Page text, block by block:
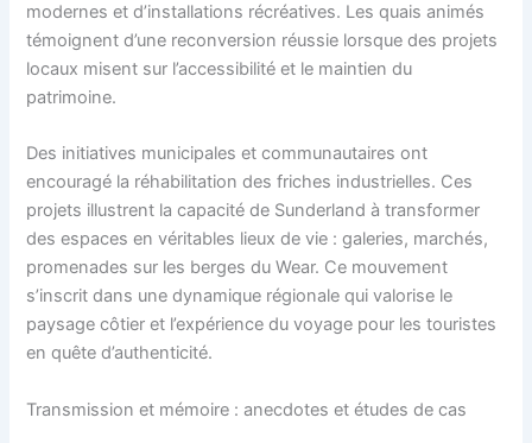
modernes et d’installations récréatives. Les quais animés
témoignent d’une reconversion réussie lorsque des projets
locaux misent sur l’accessibilité et le maintien du
patrimoine.
Des initiatives municipales et communautaires ont
encouragé la réhabilitation des friches industrielles. Ces
projets illustrent la capacité de Sunderland à transformer
des espaces en véritables lieux de vie : galeries, marchés,
promenades sur les berges du Wear. Ce mouvement
s’inscrit dans une dynamique régionale qui valorise le
paysage côtier et l’expérience du voyage pour les touristes
en quête d’authenticité.
Transmission et mémoire : anecdotes et études de cas